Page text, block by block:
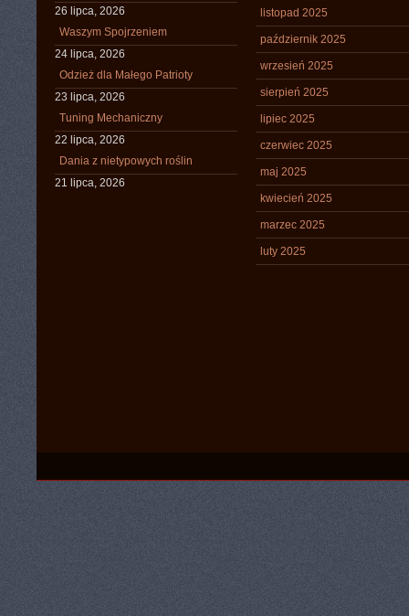
26 lipca, 2026
Waszym Spojrzeniem
24 lipca, 2026
Odzież dla Małego Patrioty
23 lipca, 2026
Tuning Mechaniczny
22 lipca, 2026
Dania z nietypowych roślin
21 lipca, 2026
listopad 2025
październik 2025
wrzesień 2025
sierpień 2025
lipiec 2025
czerwiec 2025
maj 2025
kwiecień 2025
marzec 2025
luty 2025